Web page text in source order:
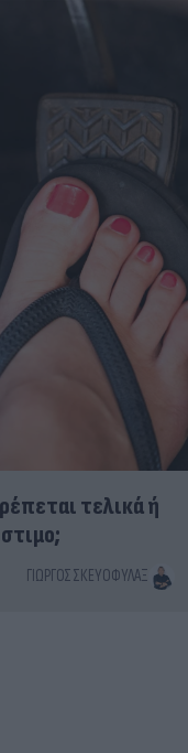
τελικά ή
ΓΙΏΡΓΟΣ ΣΚΕΥΟΦΎΛΑΞ